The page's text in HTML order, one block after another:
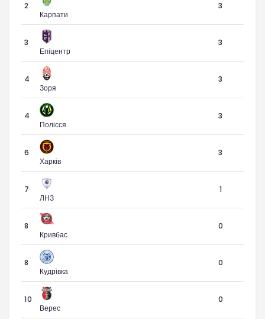
2
Карпати
3
3
Епіцентр
3
4
Зоря
3
4
Полісся
3
6
Харків
3
7
ЛНЗ
1
8
Кривбас
0
8
Кудрівка
0
10
Верес
0